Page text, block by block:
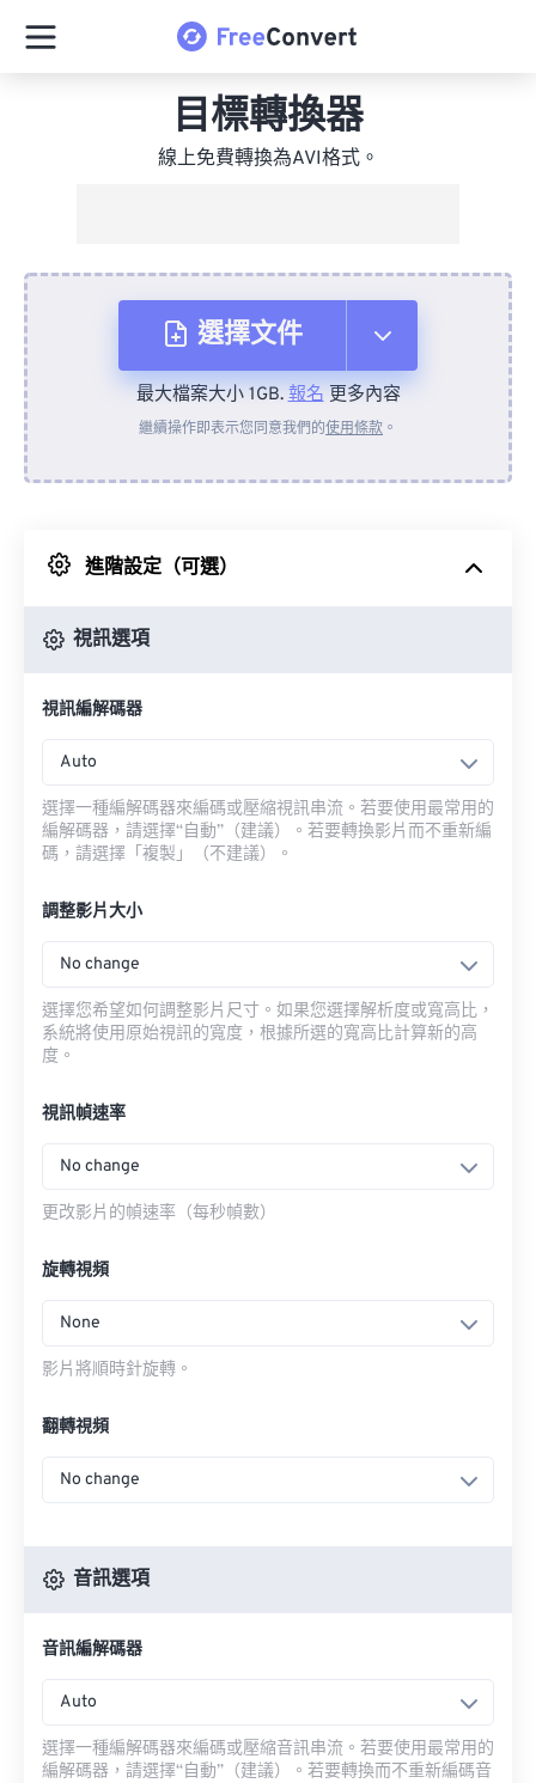
目標轉換器
線上免費轉換為AVI格式。
選擇文件
來自裝置
來自 Google 雲端硬碟
最大檔案大小 1GB.報名更多內容
繼續操作即表示您同意我們的使用條款 。
進階設定（可選）
視訊選項
視訊編解碼器
Auto
選擇一種編解碼器來編碼或壓縮視訊串流。若要使用最常用的
編解碼器，請選擇“自動”（建議）。若要轉換影片而不重新編
碼，請選擇「複製」（不建議）。
調整影片大小
No change
選擇您希望如何調整影片尺寸。如果您選擇解析度或寬高比，
系統將使用原始視訊的寬度，根據所選的寬高比計算新的高
度。
視訊幀速率
No change
更改影片的幀速率（每秒幀數）
旋轉視頻
None
影片將順時針旋轉。
翻轉視頻
No change
音訊選項
音訊編解碼器
Auto
選擇一種編解碼器來編碼或壓縮音訊串流。若要使用最常用的
編解碼器，請選擇“自動”（建議）。若要轉換而不重新編碼音